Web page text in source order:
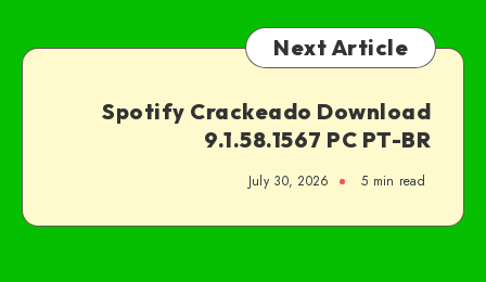
Next Article
Spotify Crackeado Download
9.1.58.1567 PC PT-BR
July 30, 2026 5 min read